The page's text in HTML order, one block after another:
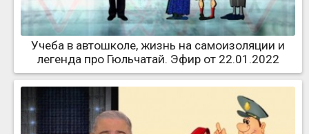
Учеба в автошколе, жизнь на самоизоляции и
легенда про Гюльчатай. Эфир от 22.01.2022